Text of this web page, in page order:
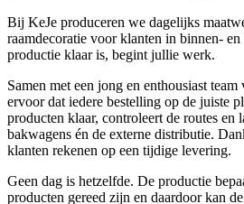
Bij KeJe produceren we dagelijks
raamdecoratie voor klanten in binnen-
productie klaar is, begint jullie werk.
Samen met een jong en enthousiast
ervoor dat iedere bestelling op de juiste
producten klaar, controleert de routes en
bakwagens én de externe distributie.
klanten rekenen op een tijdige levering.
Geen dag is hetzelfde. De productie
producten gereed zijn en daardoor kan